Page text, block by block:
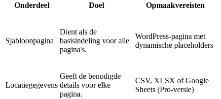
Onderdeel Doel Opmaakvereisten
Sjabloonpagina
Dient als de
basisindeling voor alle
pagina's.
WordPress-pagina met
dynamische placeholders
Locatiegegevens
Geeft de benodigde
details voor elke
pagina.
CSV, XLSX of Google
Sheets (Pro-versie)